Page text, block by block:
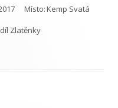
Místo:Kemp Svatá
Zlatěnky